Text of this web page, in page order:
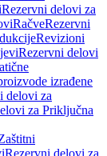
Rezervni delovi za
RačveRezervni
Revizioni
Rezervni delovi
izrađene
delovi za
za Priključna
Rezervni delovi za